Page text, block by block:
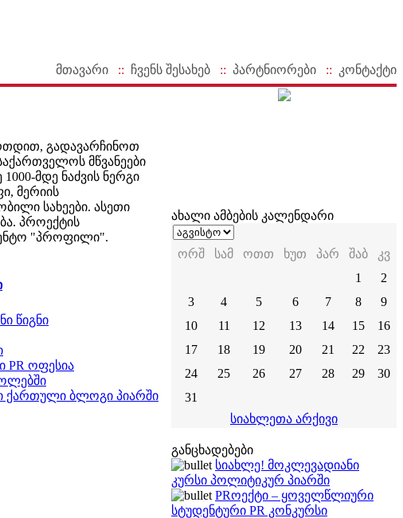
მთავარი :: ჩვენს შესახებ :: პარტნიორები :: კონტაქტი
გადავარჩინოთ
მწვანეები
მდე ნაძვის ნერგი
მერიის
სახეები. ასეთი
პროექტის
"პროფილი".
წიგნი
PR ოფესია
ქართული ბლოგი პიარში
ახალი ამბების კალენდარი
ორშ სამ ოთთ ხუთ პარ შაბ
კვ
1
2
3
4 5 6 7 8
9
10
11 12 13 14 15
16
17
18 19 20 21 22
23
24
25 26 27 28 29
30
31
სიახლეთა არქივი
განცხადებები
სიახლე! მოკლევადიანი
კურსი პოლიტიკურ პიარში
PRოექტი – ყოველწლიური
სტუდენტური PR კონკურსი